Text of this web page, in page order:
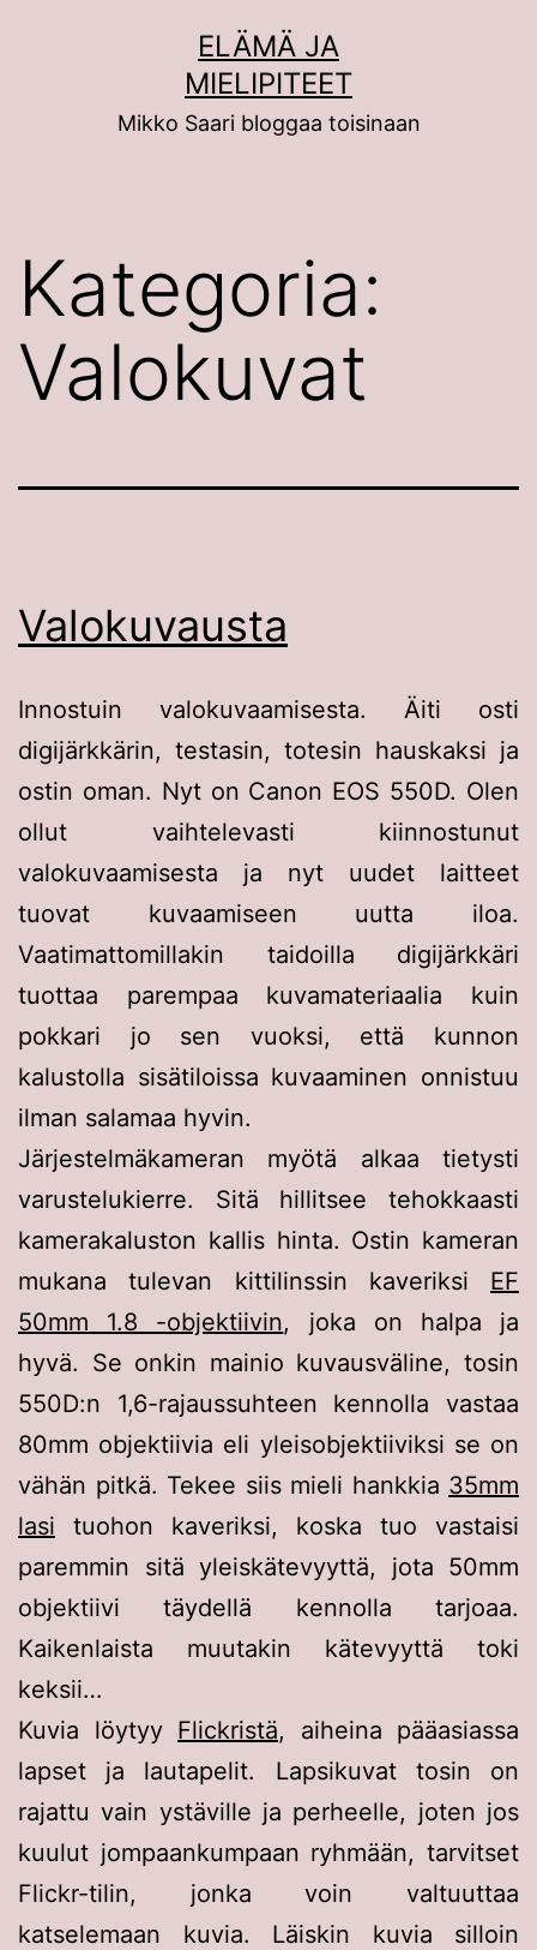
ELÄMÄ JA
MIELIPITEET
Mikko Saari bloggaa toisinaan
Kategoria:
Valokuvat
Valokuvausta
Innostuin valokuvaamisesta. Äiti osti
digijärkkärin, testasin, totesin hauskaksi ja
ostin oman. Nyt on Canon EOS 550D. Olen
ollut vaihtelevasti kiinnostunut
valokuvaamisesta ja nyt uudet laitteet
tuovat kuvaamiseen uutta iloa.
Vaatimattomillakin taidoilla digijärkkäri
tuottaa parempaa kuvamateriaalia kuin
pokkari jo sen vuoksi, että kunnon
kalustolla sisätiloissa kuvaaminen onnistuu
ilman salamaa hyvin.
Järjestelmäkameran myötä alkaa tietysti
varustelukierre. Sitä hillitsee tehokkaasti
kamerakaluston kallis hinta. Ostin kameran
mukana tulevan kittilinssin kaveriksi EF
50mm 1.8 -objektiivin, joka on halpa ja
hyvä. Se onkin mainio kuvausväline, tosin
550D:n 1,6-rajaussuhteen kennolla vastaa
80mm objektiivia eli yleisobjektiiviksi se on
vähän pitkä. Tekee siis mieli hankkia 35mm
lasi tuohon kaveriksi, koska tuo vastaisi
paremmin sitä yleiskätevyyttä, jota 50mm
objektiivi täydellä kennolla tarjoaa.
Kaikenlaista muutakin kätevyyttä toki
keksii…
Kuvia löytyy Flickristä, aiheina pääasiassa
lapset ja lautapelit. Lapsikuvat tosin on
rajattu vain ystäville ja perheelle, joten jos
kuulut jompaankumpaan ryhmään, tarvitset
Flickr-tilin, jonka voin valtuuttaa
katselemaan kuvia. Läiskin kuvia silloin